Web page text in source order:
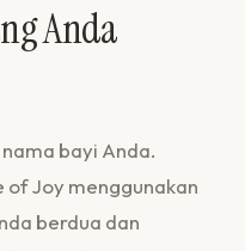
Anda
bayi Anda.
of Joy menggunakan
berdua dan